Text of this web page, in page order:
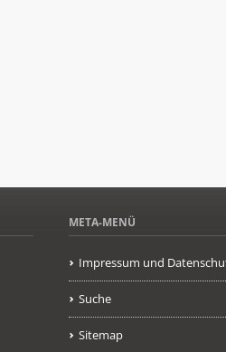
META-MENÜ
Impressum und
Suche
Sitemap